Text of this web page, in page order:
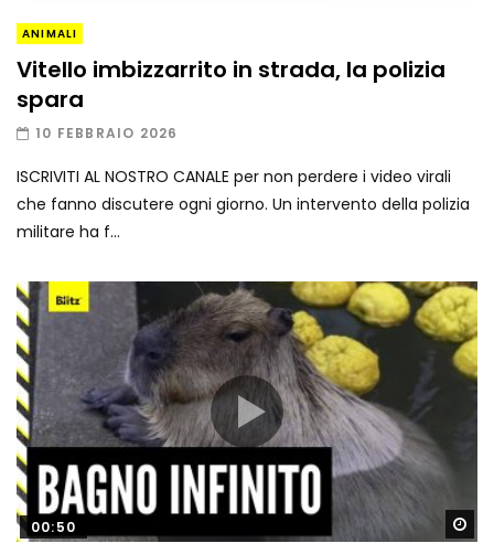
ANIMALI
Vitello imbizzarrito in strada, la polizia
spara
10 FEBBRAIO 2026
ISCRIVITI AL NOSTRO CANALE per non perdere i video virali
che fanno discutere ogni giorno. Un intervento della polizia
militare ha f...
00:50